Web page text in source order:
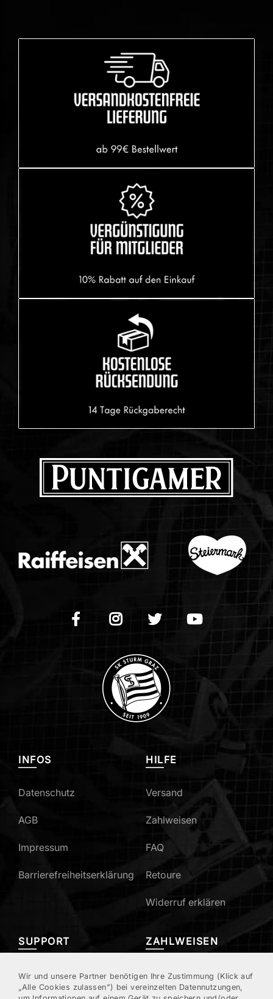
INFOS
Datenschutz
AGB
Impressum
Barrierefreiheitserklärung
HILFE
Versand
Zahlweisen
FAQ
Retoure
Widerruf erklären
SUPPORT
Mein Konto
ZAHLWEISEN
Wir und unsere Partner benötigen Ihre Zustimmung (Klick auf
„Alle Cookies zulassen”) bei vereinzelten Datennutzungen,